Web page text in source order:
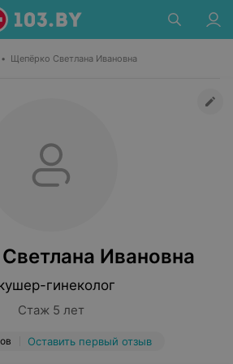
• Щепёрко Светлана Ивановна
Ивановна
гинеколог
Стаж 5 лет
Оставить первый отзыв